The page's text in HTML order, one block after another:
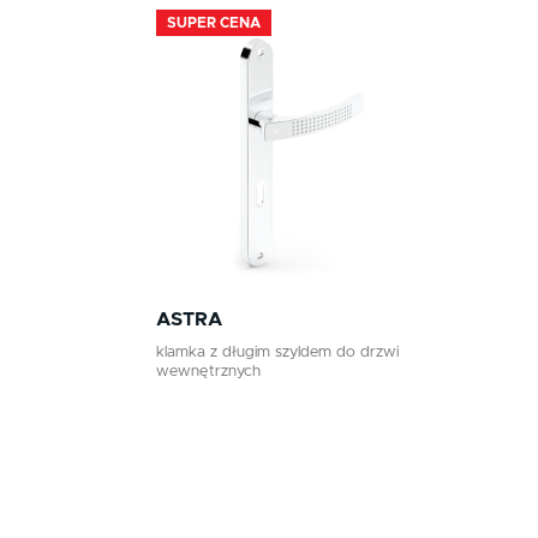
Klamki premium
Klamki zewnętrzne
Wkładki do zamków
Akcesoria do drzwi
SUPER CENA
ASTRA
klamka z długim szyldem do drzwi
wewnętrznych